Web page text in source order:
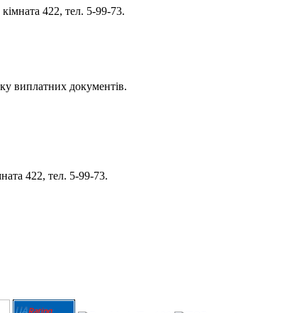
422, тел. 5-99-73.
виплатних документів.
422, тел. 5-99-73.